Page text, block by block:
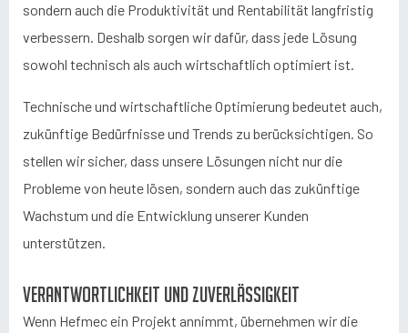
sondern auch die Produktivität und Rentabilität langfristig
verbessern. Deshalb sorgen wir dafür, dass jede Lösung
sowohl technisch als auch wirtschaftlich optimiert ist.
Technische und wirtschaftliche Optimierung bedeutet auch,
zukünftige Bedürfnisse und Trends zu berücksichtigen. So
stellen wir sicher, dass unsere Lösungen nicht nur die
Probleme von heute lösen, sondern auch das zukünftige
Wachstum und die Entwicklung unserer Kunden
unterstützen.
Verantwortlichkeit und Zuverlässigkeit
Wenn Hefmec ein Projekt annimmt, übernehmen wir die